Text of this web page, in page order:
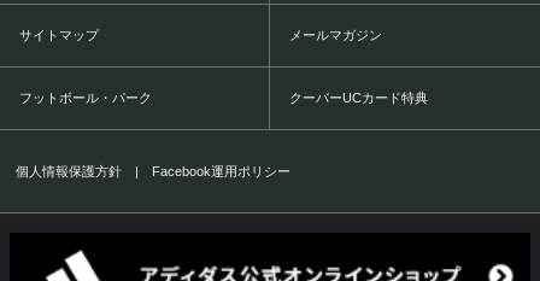
サイトマップ メールマガジン
フットボール・パーク クーバーUCカード特典
個人情報保護方針 | Facebook運用ポリシー
1999-2016 All Rights Reserved.